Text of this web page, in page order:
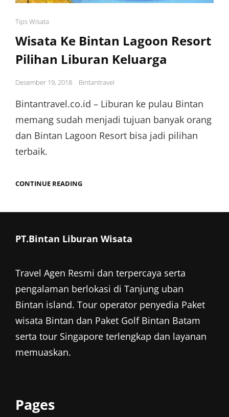
Cat
Links
Tips Wisata
Wisata Ke Bintan Lagoon Resort
Pilihan Liburan Keluarga
Posted
Desember 19, 2018 Bintantravel
Bintantravel.co.id – Liburan ke pulau Bintan
memang sudah menjadi tujuan banyak orang
dan Bintan Lagoon Resort bisa jadi pilihan
terbaik.
CONTINUE READINGWISATA
LIBURAN
KELUARGA
PT.Bintan Liburan Wisata
Travel Agen Resmi dan terpercaya serta
pengalaman berlokasi di Tanjung uban
Bintan island. Tour operator penyedia Paket
wisata Bintan dan Paket Golf Bintan Batam
serta tour Singapore terlengkap dan layanan
memuaskan.
Pages